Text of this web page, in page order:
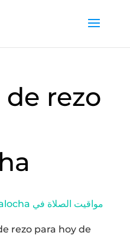
rezo
Mezalocha مواقيت الصلاة في
rezo para hoy de